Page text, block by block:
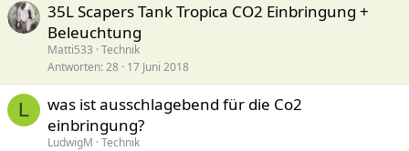
35L Scapers Tank Tropica CO2 Einbringung +
Beleuchtung
Matti533 Technik
Antworten 28 17 Juni 2018
L
was ist ausschlagebend für die Co2
einbringung?
LudwigM Technik